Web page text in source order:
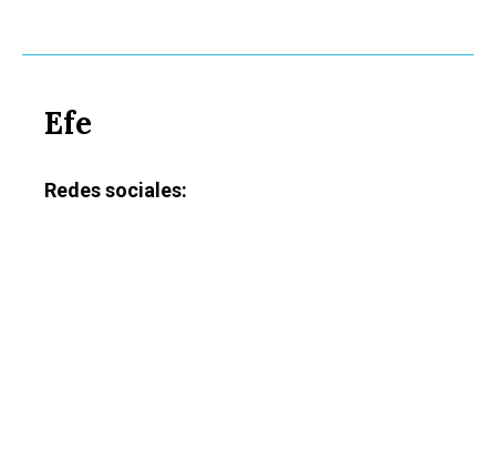
Efe
Redes sociales: